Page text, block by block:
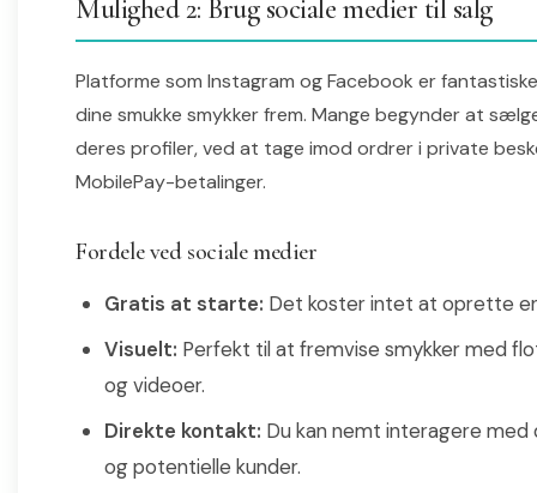
Mulighed 2: Brug sociale medier til salg
Platforme som Instagram og Facebook er
dine smukke smykker frem. Mange begynder at
deres profiler, ved at tage imod ordrer i private
MobilePay-betalinger.
Fordele ved sociale medier
Gratis at starte: Det koster intet at oprette
Visuelt: Perfekt til at fremvise smykker med
og videoer.
Direkte kontakt: Du kan nemt interagere med
og potentielle kunder.